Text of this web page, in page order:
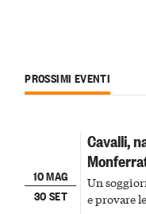
PROSSIMI EVENTI
10 MAG
30 SET
Cavalli,
Un
e provare